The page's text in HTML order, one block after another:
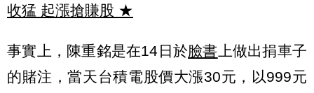
收猛 起漲搶賺股 ★
事實上，陳重銘是在14日於臉書 上做出捐車子
的賭注，當天台積電股價大漲30元，以999元